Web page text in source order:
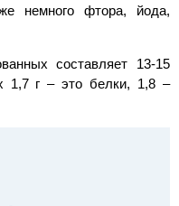
немного фтора, йода,
составляет 13-15
1,7 г – это белки, 1,8 –